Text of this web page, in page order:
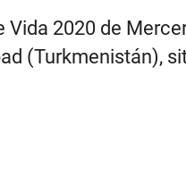
Vida 2020 de
(Turkmenistán),